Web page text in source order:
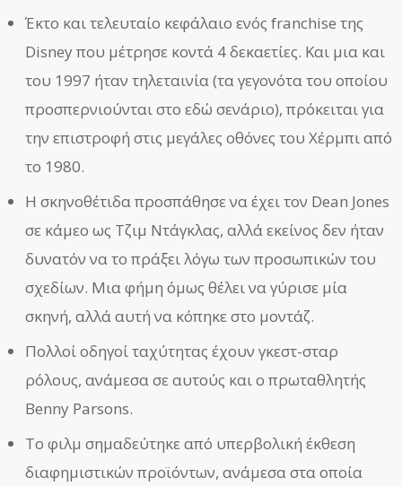
Έκτο και τελευταίο κεφάλαιο ενός franchise της
Disney που μέτρησε κοντά 4 δεκαετίες. Και μια και
του 1997 ήταν τηλεταινία (τα γεγονότα του οποίου
προσπερνιούνται στο εδώ σενάριο), πρόκειται για
την επιστροφή στις μεγάλες οθόνες του Χέρμπι από
το 1980.
Η σκηνοθέτιδα προσπάθησε να έχει τον Dean Jones
σε κάμεο ως Τζιμ Ντάγκλας, αλλά εκείνος δεν ήταν
δυνατόν να το πράξει λόγω των προσωπικών του
σχεδίων. Μια φήμη όμως θέλει να γύρισε μία
σκηνή, αλλά αυτή να κόπηκε στο μοντάζ.
Πολλοί οδηγοί ταχύτητας έχουν γκεστ-σταρ
ρόλους, ανάμεσα σε αυτούς και ο πρωταθλητής
Benny Parsons.
Το φιλμ σημαδεύτηκε από υπερβολική έκθεση
διαφημιστικών προϊόντων, ανάμεσα στα οποία